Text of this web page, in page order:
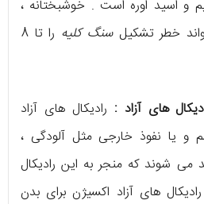
و اسید اوره است . خوشبختانه ،
خطر تشکیلسنگ کلیه
را تا 8
های آزاد : رادیکال های آزاد
و یا نفوذ خارجی مثل آلودگی ،
می شوند که منجر به این رادیکال
های آزاد اکسیژن برای بدن